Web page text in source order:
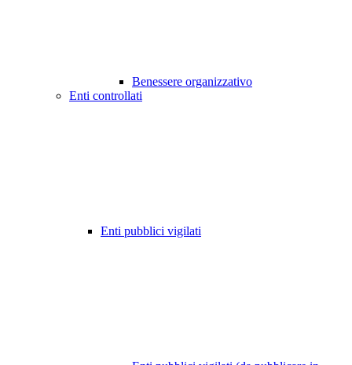
Benessere organizzativo
Enti controllati
Enti pubblici vigilati